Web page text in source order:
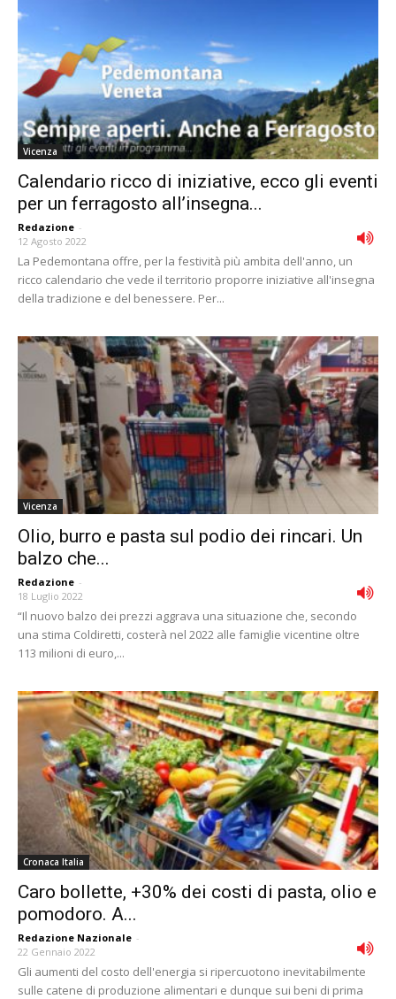
Vicenza
Calendario ricco di iniziative, ecco gli eventi
per un ferragosto all’insegna...
Redazione -
12 Agosto 2022
La Pedemontana offre, per la festività più ambita dell'anno, un
ricco calendario che vede il territorio proporre iniziative all'insegna
della tradizione e del benessere. Per...
Vicenza
Olio, burro e pasta sul podio dei rincari. Un
balzo che...
Redazione -
18 Luglio 2022
“Il nuovo balzo dei prezzi aggrava una situazione che, secondo
una stima Coldiretti, costerà nel 2022 alle famiglie vicentine oltre
113 milioni di euro,...
Cronaca Italia
Caro bollette, +30% dei costi di pasta, olio e
pomodoro. A...
Redazione Nazionale -
22 Gennaio 2022
Gli aumenti del costo dell'energia si ripercuotono inevitabilmente
sulle catene di produzione alimentari e dunque sui beni di prima